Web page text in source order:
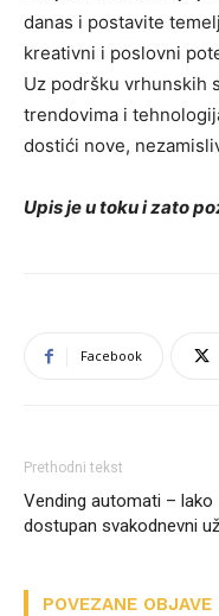
danas i postavite
kreativni i poslovni
Uz podršku vrhunskih
trendovima i
dostići nove,
Upis je u toku i zato
Facebook
Prethodni tekst
Vending automati – lako
dostupan svakodnevni
POVEZANE OBJAVE